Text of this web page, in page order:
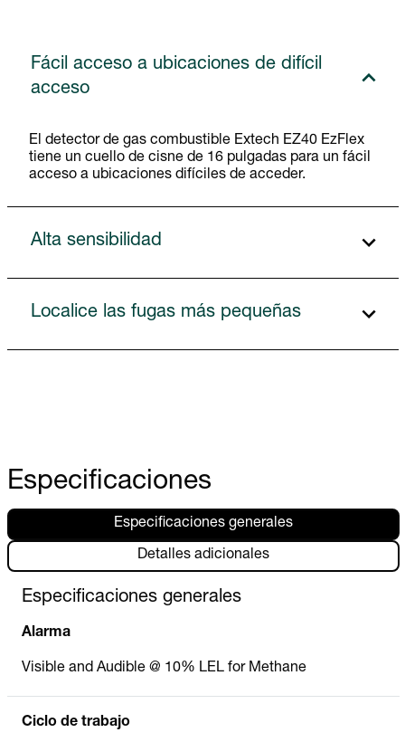
Fácil acceso a ubicaciones de difícil
acceso
El detector de gas combustible Extech EZ40 EzFlex
tiene un cuello de cisne de 16 pulgadas para un fácil
acceso a ubicaciones difíciles de acceder.
Alta sensibilidad
Localice las fugas más pequeñas
Especificaciones
Especificaciones generales
Detalles adicionales
Especificaciones generales
Alarma
Visible and Audible @ 10% LEL for Methane
Ciclo de trabajo